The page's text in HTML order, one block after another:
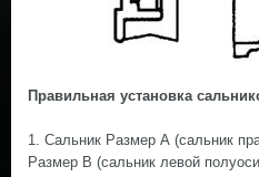
Правильная установка
1. Сальник Размер А (сальник
Размер В (сальник левой